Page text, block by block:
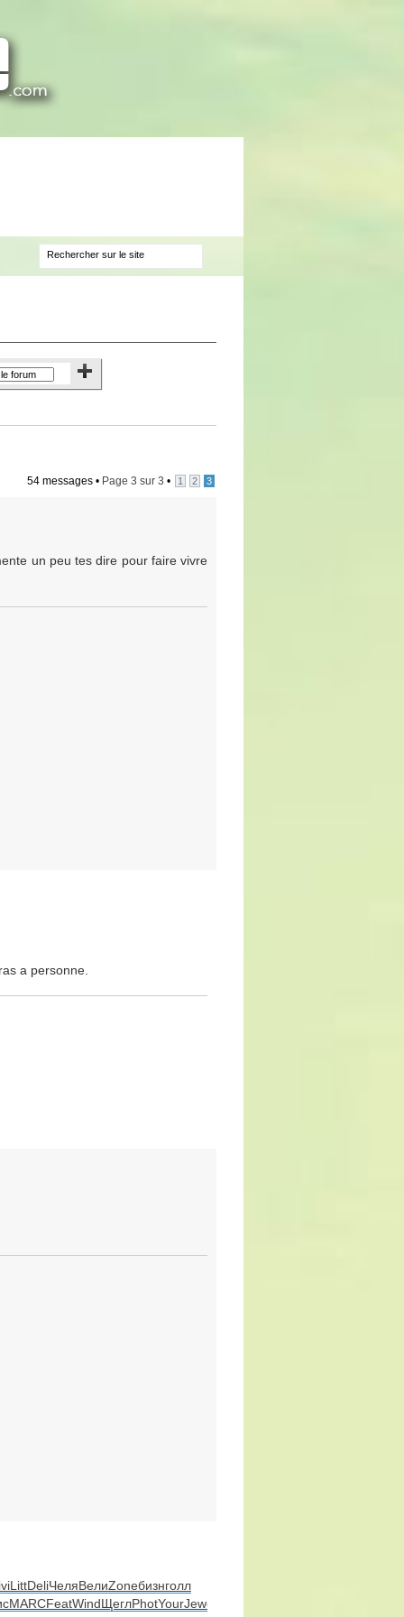
54 messages • Page 3 sur 3 • 1 2 3
un peu tes dire pour faire vivre
a personne.
LittDeliЧеляВелиZoneбизнголл
MARCFeatWindЩеглPhotYourJewe